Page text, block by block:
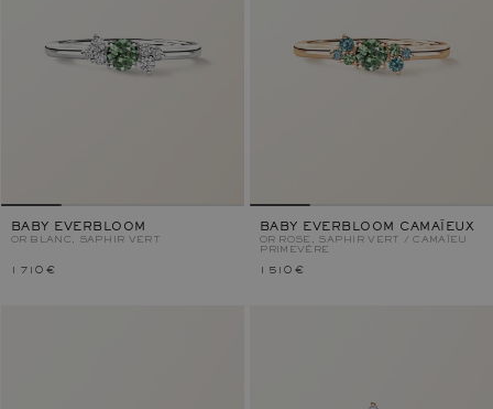
BABY EVERBLOOM
OR BLANC, SAPHIR VERT
1 710 €
BABY EVERBLOOM CAMAÏEUX
OR ROSE, SAPHIR VERT / CAMAÏEU
PRIMEVÈRE
1 510 €